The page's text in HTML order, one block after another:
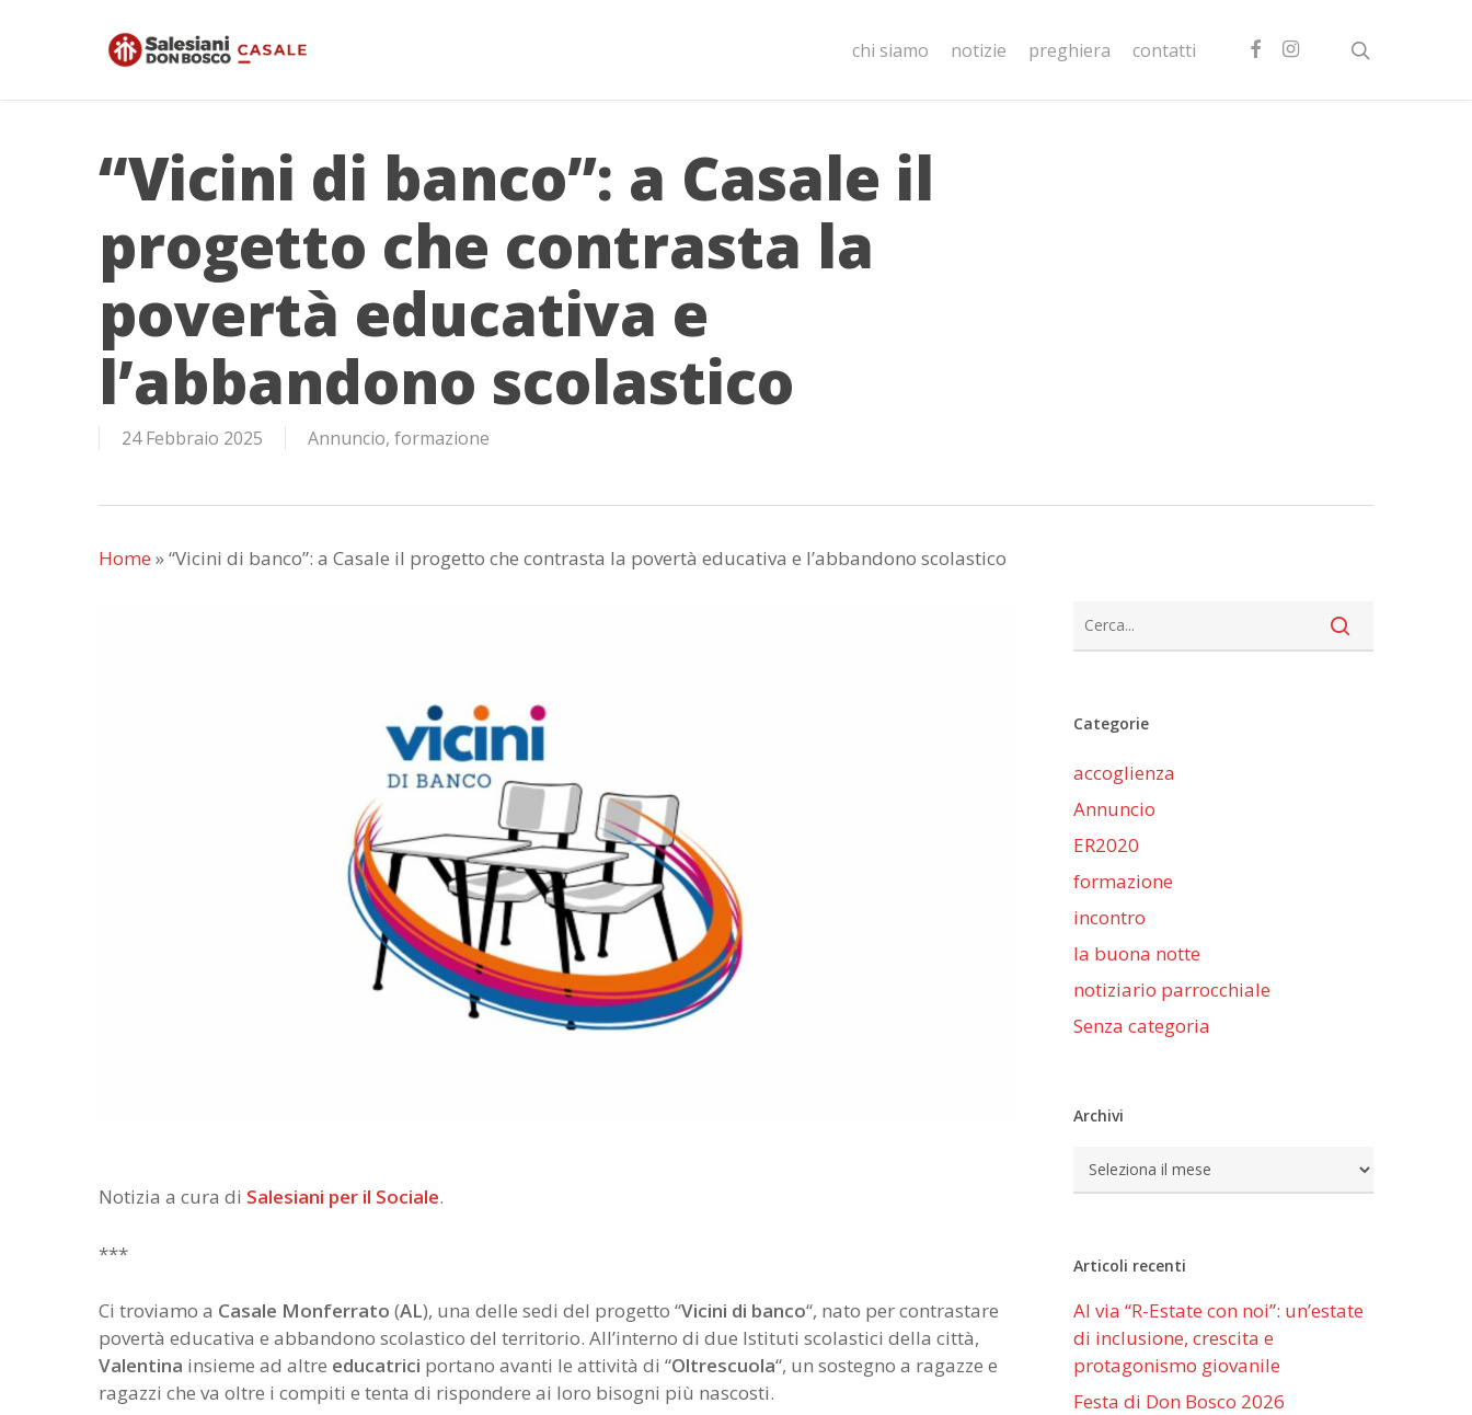
chi siamo notizie preghiera contatti facebookinstagram
“Vicini di banco”: a Casale il
progetto che contrasta la
povertà educativa e
l’abbandono scolastico
24 Febbraio 2025 Annuncio, formazione
Home »“Vicini di banco”: a Casale il progetto che contrasta la povertà educativa e l’abbandono scolastico
Notizia a cura di Salesiani per il Sociale.
***
Ci troviamo a Casale Monferrato (AL), una delle sedi del progetto “Vicini di banco“, nato per contrastare
povertà educativa e abbandono scolastico del territorio. All’interno di due Istituti scolastici della città,
Valentina insieme ad altre educatrici portano avanti le attività di “Oltrescuola“, un sostegno a ragazze e
ragazzi che va oltre i compiti e tenta di rispondere ai loro bisogni più nascosti.
Categorie
accoglienza
Annuncio
ER2020
formazione
incontro
la buona notte
notiziario parrocchiale
Senza categoria
Archivi
Archivi
Articoli recenti
Al via “R-Estate con noi”: un’estate
di inclusione, crescita e
protagonismo giovanile
Festa di Don Bosco 2026